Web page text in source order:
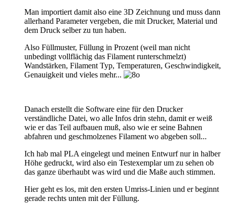
Man importiert damit also eine 3D Zeichnung und muss dann
allerhand Parameter vergeben, die mit Drucker, Material und
dem Druck selber zu tun haben.
Also Füllmuster, Füllung in Prozent (weil man nicht
unbedingt vollflächig das Filament runterschmelzt)
Wandstärken, Filament Typ, Temperaturen, Geschwindigkeit,
Genauigkeit und vieles mehr...
Danach erstellt die Software eine für den Drucker
verständliche Datei, wo alle Infos drin stehn, damit er weiß
wie er das Teil aufbauen muß, also wie er seine Bahnen
abfahren und geschmolzenes Filament wo abgeben soll...
Ich hab mal PLA eingelegt und meinen Entwurf nur in halber
Höhe gedruckt, wird also ein Testexemplar um zu sehen ob
das ganze überhaubt was wird und die Maße auch stimmen.
Hier geht es los, mit den ersten Umriss-Linien und er beginnt
gerade rechts unten mit der Füllung.